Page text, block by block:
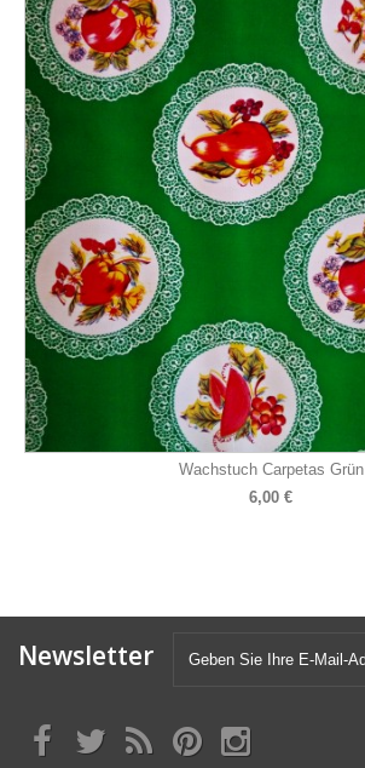
Wachstuch Carpetas Grün
6,00 €
Newsletter